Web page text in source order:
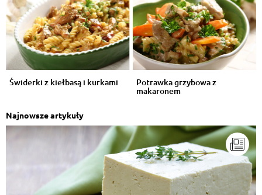
Świderki z kiełbasą i kurkami Potrawka grzybowa z
makaronem
Najnowsze artykuły